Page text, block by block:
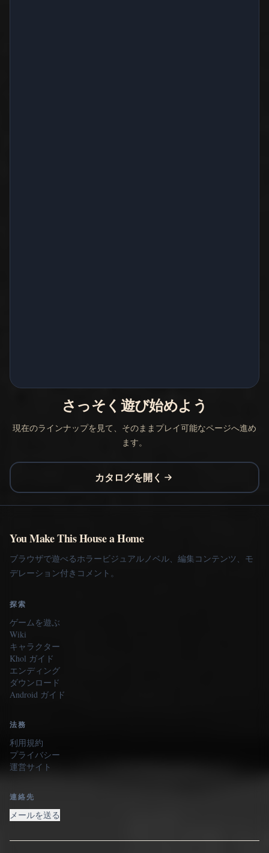
さっそく遊び始めよう
現在のラインナップを見て、そのままプレイ可能なページへ進め
ます。
カタログを開く
You Make This House a Home
ブラウザで遊べるホラービジュアルノベル、編集コンテンツ、モ
デレーション付きコメント。
探索
ゲームを遊ぶ
Wiki
キャラクター
Khol ガイド
エンディング
ダウンロード
Android ガイド
法務
利用規約
プライバシー
運営サイト
連絡先
メールを送る